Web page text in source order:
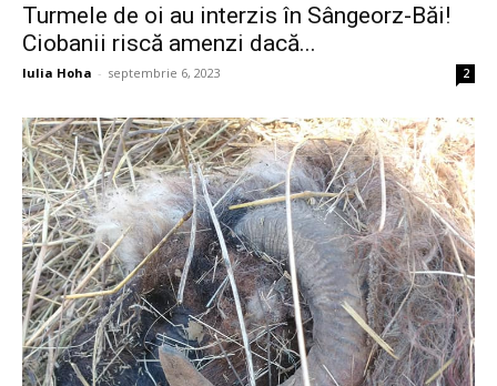
Turmele de oi au interzis în Sângeorz-Băi!
Ciobanii riscă amenzi dacă...
Iulia Hoha - septembrie 6, 2023 2